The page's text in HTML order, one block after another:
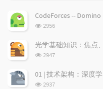
p
u
a
r
r
t
CodeForces --
浏
次
数:
2956
光学基础知识：焦点
浏
次
数:
2947
01 | 技术架构：深度
浏
2937